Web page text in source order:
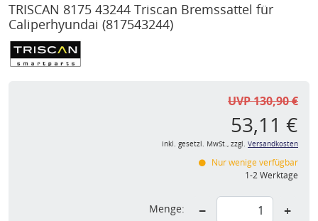
TRISCAN 8175 43244 Triscan Bremssattel für
Caliperhyundai (817543244)
UVP 130,90 €
53,11 €
inkl. gesetzl. MwSt., zzgl. Versandkosten
Nur wenige verfügbar
1-2 Werktage
Menge: − +